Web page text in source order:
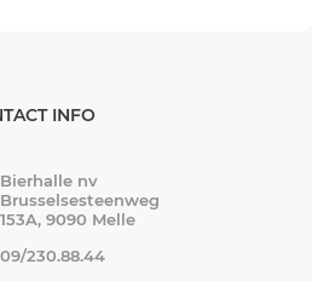
INFO
Bierhalle nv
Brusselsesteenweg
153A, 9090 Melle
09/230.88.44